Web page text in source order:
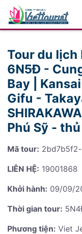
Tour du lịch
6N5Đ -
Bay |
Gifu -
Phú Sỹ -
Mã tour:
LIÊN HỆ: 19001868
Khởi hành: 09/09/
Thời gian tour:
Phương tiện: Viet